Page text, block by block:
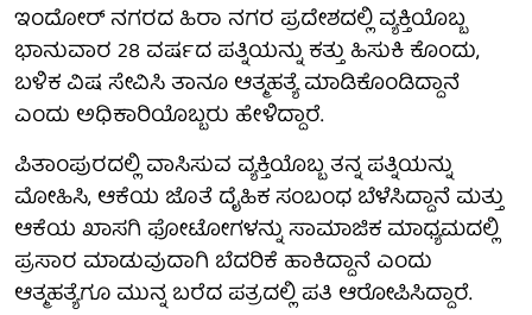
ಇಂದೋರ್ ನಗರದ ಹಿರಾ ನಗರ ಪ್ರದೇಶದಲ್ಲಿ ವ್ಯಕ್ತಿಯೊಬ್ಬ
ಭಾನುವಾರ 28 ವರ್ಷದ ಪತ್ನಿಯನ್ನು ಕತ್ತು ಹಿಸುಕಿ ಕೊಂದು,
ಬಳಿಕ ವಿಷ ಸೇವಿಸಿ ತಾನೂ ಆತ್ಮಹತ್ಯೆ ಮಾಡಿಕೊಂಡಿದ್ದಾನೆ
ಎಂದು ಅಧಿಕಾರಿಯೊಬ್ಬರು ಹೇಳಿದ್ದಾರೆ.
ಪಿತಾಂಪುರದಲ್ಲಿ ವಾಸಿಸುವ ವ್ಯಕ್ತಿಯೊಬ್ಬ ತನ್ನ ಪತ್ನಿಯನ್ನು
ಮೋಹಿಸಿ, ಆಕೆಯ ಜೊತೆ ದೈಹಿಕ ಸಂಬಂಧ ಬೆಳೆಸಿದ್ದಾನೆ ಮತ್ತು
ಆಕೆಯ ಖಾಸಗಿ ಫೋಟೋಗಳನ್ನು ಸಾಮಾಜಿಕ ಮಾಧ್ಯಮದಲ್ಲಿ
ಪ್ರಸಾರ ಮಾಡುವುದಾಗಿ ಬೆದರಿಕೆ ಹಾಕಿದ್ದಾನೆ ಎಂದು
ಆತ್ಮಹತ್ಯೆಗೂ ಮುನ್ನ ಬರೆದ ಪತ್ರದಲ್ಲಿ ಪತಿ ಆರೋಪಿಸಿದ್ದಾರೆ.